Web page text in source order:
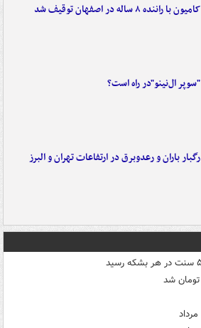
کامیون با راننده ۸ ساله در اصفهان توقیف شد
"سوپر ال‌نینو"در راه است؟
رگبار باران و رعدوبرق در ارتفاعات تهران و البرز